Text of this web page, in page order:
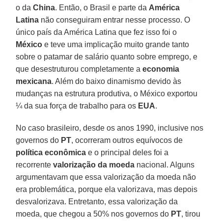
o daChina. Então, o Brasil e parte da América
Latina não conseguiram entrar nesse processo. O
único país da América Latina que fez isso foi o
México e teve uma implicação muito grande tanto
sobre o patamar de salário quanto sobre emprego, e
que desestruturou completamente aeconomia
mexicana. Além do baixo dinamismo devido às
mudanças na estrutura produtiva, o México exportou
¼ da sua força de trabalho para os EUA.
No caso brasileiro, desde os anos 1990, inclusive nos
governos do PT, ocorreram outros equívocos de
política econômica e o principal deles foi a
recorrentevalorização da moeda nacional. Alguns
argumentavam que essa valorização da moeda não
era problemática, porque ela valorizava, mas depois
desvalorizava. Entretanto, essa valorização da
moeda, que chegou a 50% nos governos do PT, tirou